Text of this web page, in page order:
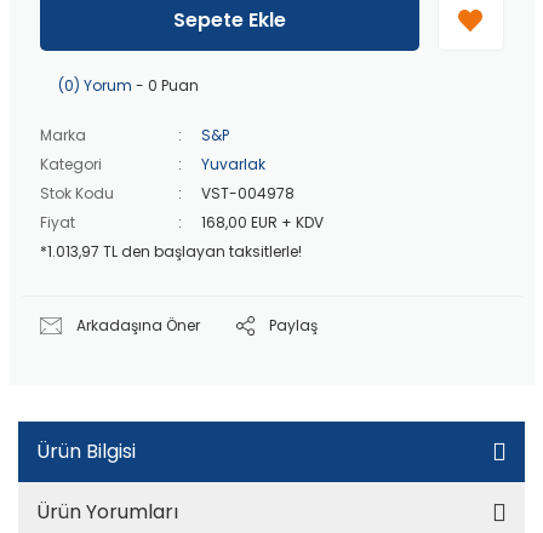
üzeri ücretsiz kargo!
40 bin TLüzeri özel teklif!
Sepete Ekle
(0) Yorum - 0 Puan
Marka
S&P
Kategori
Yuvarlak
Stok Kodu
VST-004978
Fiyat
168,00 EUR + KDV
*1.013,97 TL den başlayan taksitlerle!
Arkadaşına Öner Paylaş
Ürün Bilgisi
Ürün Yorumları